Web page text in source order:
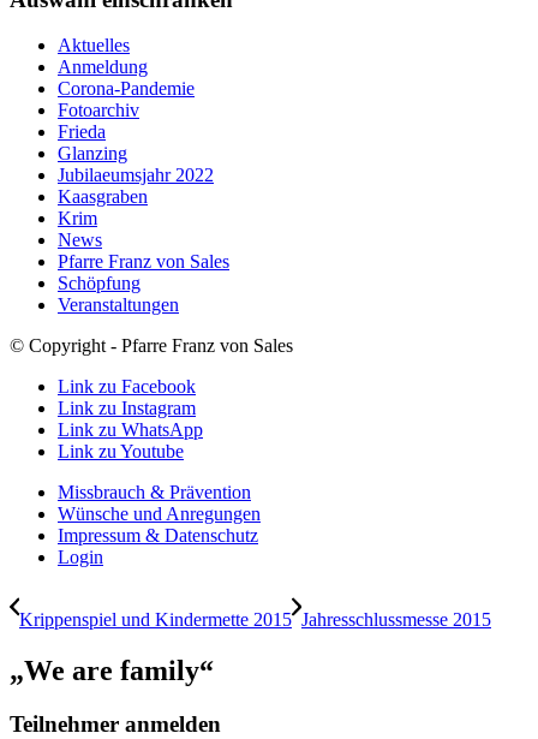
Aktuelles
Anmeldung
Corona-Pandemie
Fotoarchiv
Frieda
Glanzing
Jubilaeumsjahr 2022
Kaasgraben
Krim
News
Pfarre Franz von Sales
Schöpfung
Veranstaltungen
© Copyright - Pfarre Franz von Sales
Link zu Facebook
Link zu Instagram
Link zu WhatsApp
Link zu Youtube
Missbrauch & Prävention
Wünsche und Anregungen
Impressum & Datenschutz
Login
Krippenspiel und Kindermette 2015 Jahresschlussmesse 2015
„We are family“
Teilnehmer anmelden